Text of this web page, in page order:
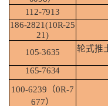
112-7913
186-2821(10R-25
21)
105-3635 轮式推
165-7634
100-6239（0R-7
677）